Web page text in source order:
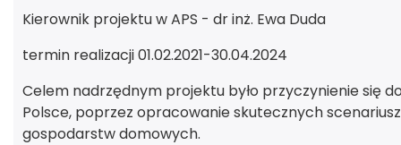
Kierownik projektu w APS - dr inż. Ewa Duda
termin realizacji 01.02.2021-30.04.2024
Celem nadrzędnym projektu było przyczynienie się
Polsce, poprzez opracowanie skutecznych
gospodarstw domowych.